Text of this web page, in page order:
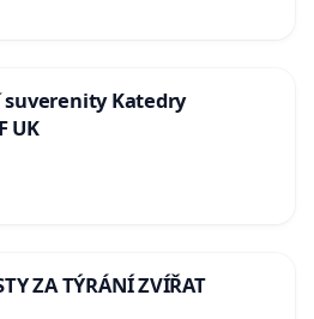
suverenity Katedry
UK
ZA TÝRÁNÍ ZVÍŘAT